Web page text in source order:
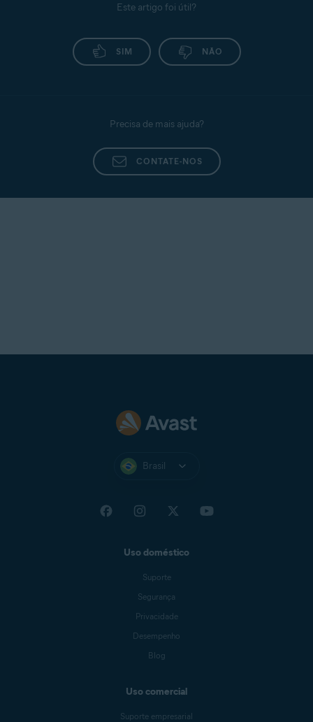
Este artigo foi útil?
SIM NÃO
Precisa de mais ajuda?
CONTATE-NOS
Brasil
Uso doméstico
Suporte
Segurança
Privacidade
Desempenho
Blog
Uso comercial
Suporte empresarial